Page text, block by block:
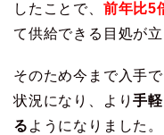
したことで、 前年比5
て供給できる目処が立
そのため今まで入手
状況になり、より手
る ようになりました。